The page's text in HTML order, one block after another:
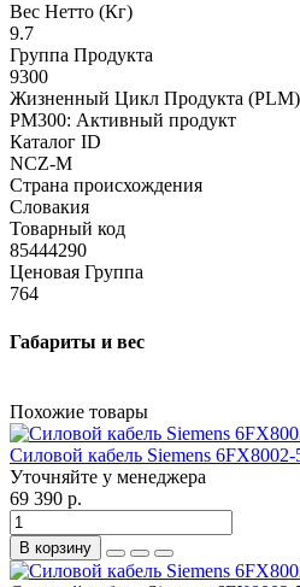
Вес Нетто (Кг)
9.7
Группа Продукта
9300
Жизненный Цикл Продукта (PLM)
PM300: Активный продукт
Каталог ID
NCZ-M
Страна происхождения
Словакия
Товарный код
85444290
Ценовая Группа
764
Габариты и вес
Похожие товары
Силовой кабель Siemens
Уточняйте у менеджера
69 390 р.
В корзину